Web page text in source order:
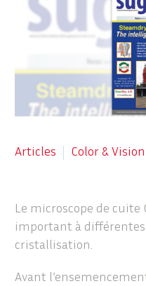
Articles Color &
Le microscope de
important à différentes
cristallisation.
Avant